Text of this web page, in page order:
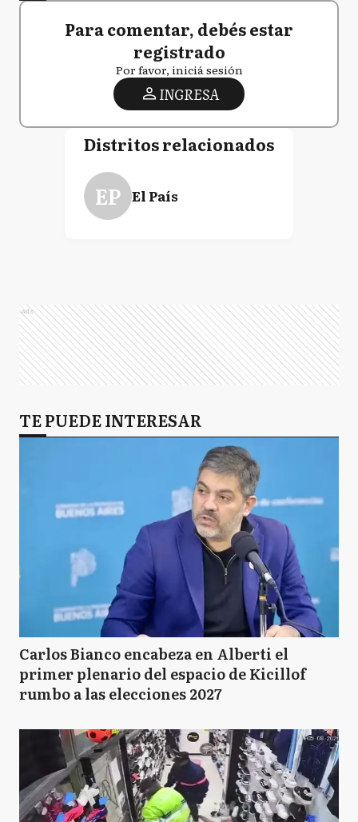
Para comentar, debés estar
registrado
Por favor, iniciá sesión
INGRESA
Distritos relacionados
EP El País
Ads
TE PUEDE INTERESAR
Carlos Bianco encabeza en Alberti el
primer plenario del espacio de Kicillof
rumbo a las elecciones 2027